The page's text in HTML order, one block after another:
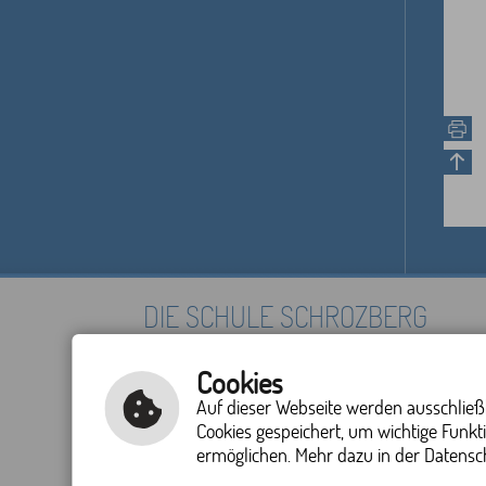
DIE SCHULE SCHROZBERG
74575 SchrozbergFax: 07935 913011
E-Mail schreiben
IMPRESSUM|HILFE| INHALT|
Cookies
Auf dieser Webseite werden
Cookies gespeichert, um wichtige
ermöglichen. Mehr dazu in der